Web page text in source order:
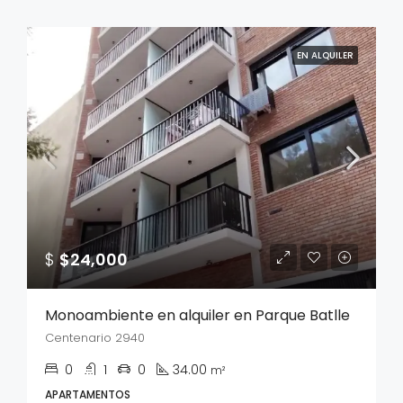
EN ALQUILER
$$24,000
Monoambiente en alquiler en Parque Batlle
Centenario 2940
0 1 0 34.00 m²
APARTAMENTOS